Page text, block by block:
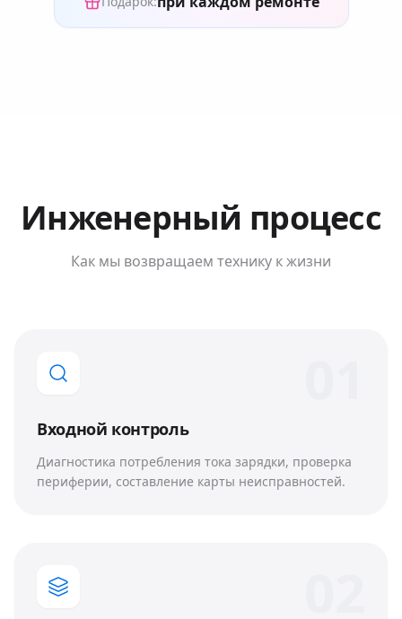
Инженерный процесс
Как мы возвращаем технику к жизни
Входной контроль
Диагностика потребления тока зарядки, проверка
периферии, составление карты неисправностей.